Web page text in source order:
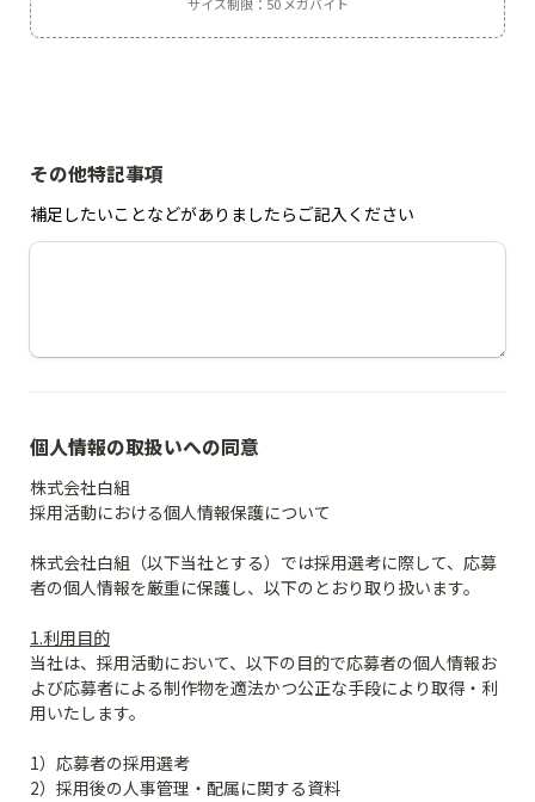
その他特記事項
補足したいことなどがありましたらご記入ください
個人情報の取扱いへの同意
株式会社白組
採用活動における個人情報保護について
株式会社白組（以下当社とする）では採用選考に際して、応募
者の個人情報を厳重に保護し、以下のとおり取り扱います。
1.利用目的
当社は、採用活動において、以下の目的で応募者の個人情報お
よび応募者による制作物を適法かつ公正な手段により取得・利
用いたします。
1）応募者の採用選考
2）採用後の人事管理・配属に関する資料